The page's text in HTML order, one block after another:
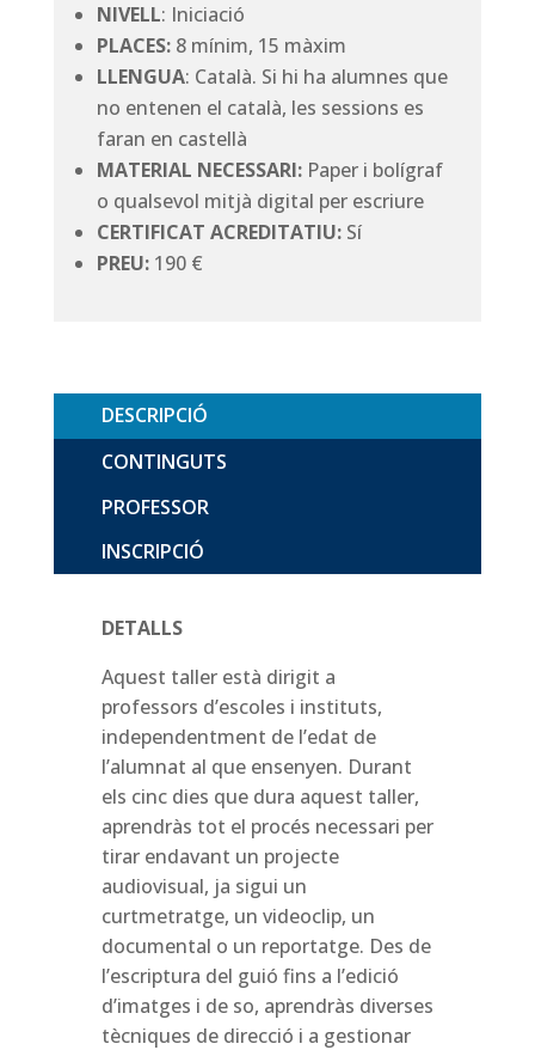
NIVELL: Iniciació
PLACES:8 mínim, 15 màxim
LLENGUA: Català. Si hi ha alumnes que
no entenen el català, les sessions es
faran en castellà
MATERIAL NECESSARI:Paper i bolígraf
o qualsevol mitjà digital per escriure
CERTIFICAT ACREDITATIU:Sí
PREU:190 €
DESCRIPCIÓ
CONTINGUTS
PROFESSOR
INSCRIPCIÓ
DETALLS
Aquest taller està dirigit a
professors d’escoles i instituts,
independentment de l’edat de
l’alumnat al que ensenyen. Durant
els cinc dies que dura aquest taller,
aprendràs tot el procés necessari per
tirar endavant un projecte
audiovisual, ja sigui un
curtmetratge, un videoclip, un
documental o un reportatge. Des de
l’escriptura del guió fins a l’edició
d’imatges i de so, aprendràs diverses
tècniques de direcció i a gestionar